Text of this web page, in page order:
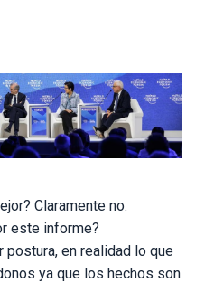
Claramente no.
este informe?
postura, en realidad lo que
ya que los hechos son